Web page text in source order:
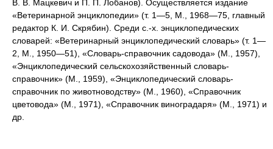
В. В. Мацкевич и П. П. Лобанов). Осуществляется издание
«Ветеринарной энциклопедии» (т. 1—5, М., 1968—75, главный
редактор К. И. Скрябин). Среди с.-х. энциклопедических
словарей: «Ветеринарный энциклопедический словарь» (т. 1—
2, М., 1950—51), «Словарь-справочник садовода» (М., 1957),
«Энциклопедический сельскохозяйственный словарь-
справочник» (М., 1959), «Энциклопедический словарь-
справочник по животноводству» (М., 1960), «Справочник
цветовода» (М., 1971), «Справочник виноградаря» (М., 1971) и
др.